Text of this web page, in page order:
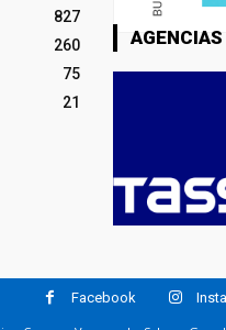
827
260
75
21
Facebook